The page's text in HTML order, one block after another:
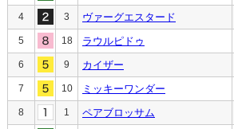
4 3 ヴァーグエスタード
5 18 ラウルピドゥ
6 9 カイザー
7 10 ミッキーワンダー
8 1 ペアブロッサム